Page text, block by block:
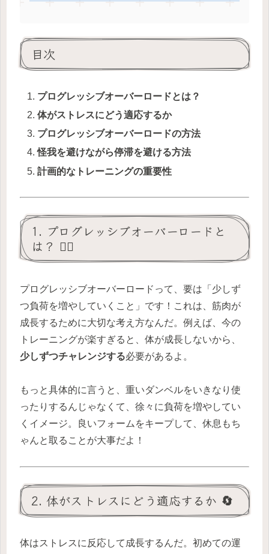
目次
プログレッシブオーバーロードとは？
体がストレスにどう適応するか
プログレッシブオーバーロードの方法
怪我を避けながら停滞を避ける方法
計画的なトレーニングの重要性
1. プログレッシブオーバーロードと
は？ 🏋️‍♀️
プログレッシブオーバーロードって、要は「少しず
つ負荷を増やしていくこと」です！これは、筋肉が
成長するために大切な考え方なんだ。例えば、今の
トレーニングが楽すぎると、体が成長しないから、
少しずつチャレンジする必要があるよ。
もっと具体的に言うと、重いダンベルをいきなり使
ったりするんじゃなくて、徐々に負荷を増やしてい
くイメージ。良いフォームをキープして、休息もち
ゃんと取ることが大事だよ！
2. 体がストレスにどう適応するか 🔄
体はストレスに反応して成長するんだ。初めての運